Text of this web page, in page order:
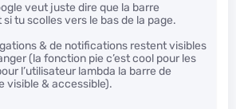
veut juste dire que la barre
si tu scolles vers le bas de la page.
& de notifications restent visibles
(la fonction pie c’est cool pour les
l’utilisateur lambda la barre de
visible & accessible).